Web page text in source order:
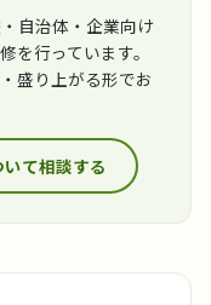
自治体・企業向け
を行っています。
盛り上がる形でお
て相談する